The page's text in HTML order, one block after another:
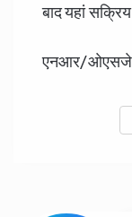
बाद यहां सक्रिय
एनआर/ओएसजे